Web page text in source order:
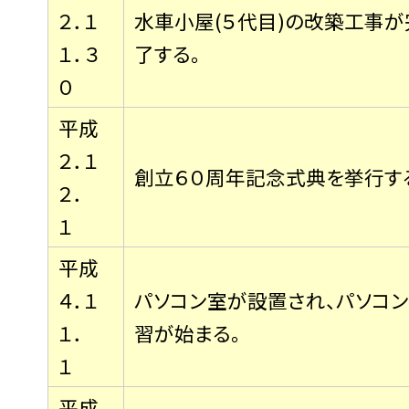
２．１
１．３
０
水車小屋(５代目)の改築工事
了する。
平成
２．１
２．
１
創立６０周年記念式典を挙行す
平成
４．１
１．
１
パソコン室が設置され、パソコ
習が始まる。